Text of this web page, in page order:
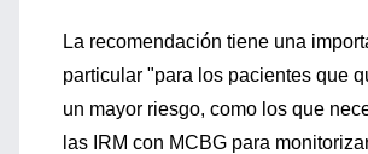
La recomendación tiene una
particular "para los pacientes que
un mayor riesgo, como los que
las IRM con MCBG para